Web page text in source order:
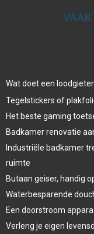
VAAK
Wat doet een
Tegelstickers of
Het beste gaming
Badkamer renovatie
Industriële badkamer
ruimte
Butaan geiser, handig
Waterbesparende
Een doorstroom
Verleng je eigen